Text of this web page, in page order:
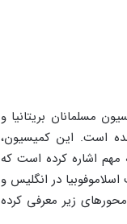
۱۹۹۶، یعنی حدود ۵ سال قبل از حادثه ۱۱ سپتامبر ۲۰۰۱، «کمیسیون مسلمانان بریتانیا و
را راه‌اندازی کرد که از ۱۸ عضو تشکیل شده است. این کمیسیون،
مهم اشاره کرده است که
در انگلیس و
محورهای زیر معرفی کرده